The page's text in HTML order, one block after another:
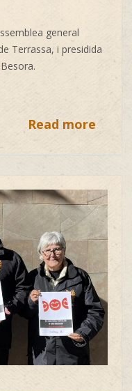
general
Terrassa, i presidida
Read more